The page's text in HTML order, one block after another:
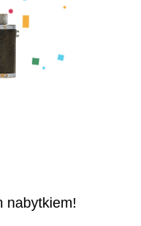
nabytkiem!